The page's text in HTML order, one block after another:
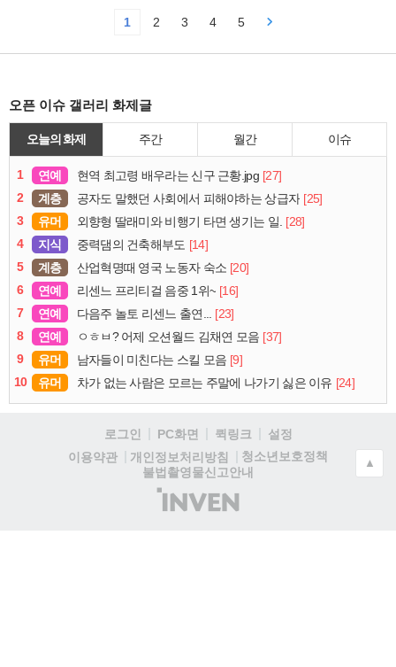
1 2 3 4 5
오픈 이슈 갤러리 화제글
오늘의 화제 주간 월간 이슈
1 연예 현역 최고령 배우라는 신구 근황.jpg [27]
2
계층 공자도 말했던 사회에서 피해야하는 상급자 [25]
3
유머 외향형 딸래미와 비행기 타면 생기는 일. [28]
4
지식 중력댐의 건축해부도 [14]
5
계층 산업혁명때 영국 노동자 숙소 [20]
6
연예 리센느 프리티걸 음중 1위~ [16]
7
연예 다음주 놀토 리센느 출연...
[23]
8
연예 ㅇㅎㅂ? 어제 오션월드 김채연 모음 [37]
9
유머 남자들이 미친다는 스킬 모음 [9]
10
유머 차가 없는 사람은 모르는 주말에 나가기 싫은 이유 [24]
로그인 PC화면 퀵링크
설정
이용약관
개인정보처리방침
청소년보호정책
불법촬영물신고안내
(주)
인
▲